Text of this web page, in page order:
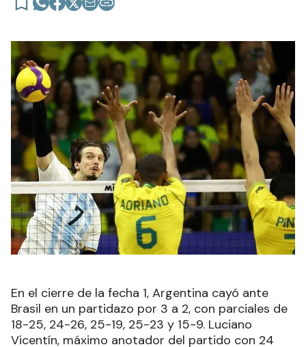
En el cierre de la fecha 1, Argentina cayó ante
Brasil en un partidazo por 3 a 2, con parciales de
18-25, 24-26, 25-19, 25-23 y 15-9. Luciano
Vicentín, máximo anotador del partido con 24